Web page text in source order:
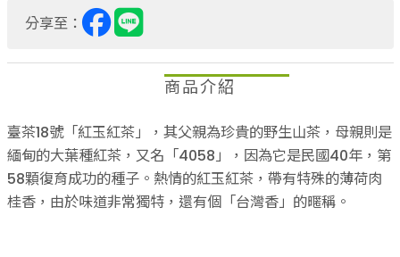
分享至：
商品介紹
臺茶18號「紅玉紅茶」，其父親為珍貴的野生山茶，母親則是
緬甸的大葉種紅茶，又名「4058」，因為它是民國40年，第
58顆復育成功的種子。熱情的紅玉紅茶，帶有特殊的薄荷肉
桂香，由於味道非常獨特，還有個「台灣香」的暱稱。